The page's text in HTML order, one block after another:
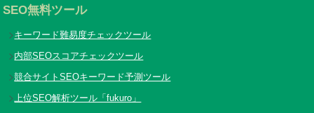
SEO無料ツール
キーワード難易度チェックツール
内部SEOスコアチェックツール
競合サイトSEOキーワード予測ツール
上位SEO解析ツール「fukuro」